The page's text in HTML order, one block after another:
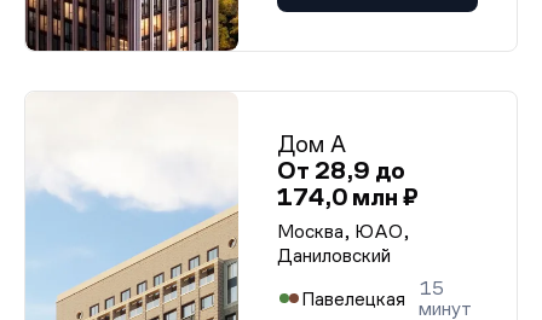
Дом А
От 28,9 до
174,0 млн ₽
Москва, ЮАО,
Даниловский
Павелецкая
15
минут